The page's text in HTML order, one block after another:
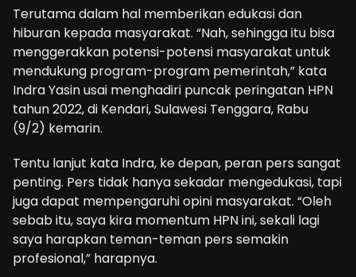
Terutama dalam hal memberikan edukasi dan
hiburan kepada masyarakat. “Nah, sehingga itu bisa
menggerakkan potensi-potensi masyarakat untuk
mendukung program-program pemerintah,” kata
Indra Yasin usai menghadiri puncak peringatan HPN
tahun 2022, di Kendari, Sulawesi Tenggara, Rabu
(9/2) kemarin.
Tentu lanjut kata Indra, ke depan, peran pers sangat
penting. Pers tidak hanya sekadar mengedukasi, tapi
juga dapat mempengaruhi opini masyarakat. “Oleh
sebab itu, saya kira momentum HPN ini, sekali lagi
saya harapkan teman-teman pers semakin
profesional,” harapnya.